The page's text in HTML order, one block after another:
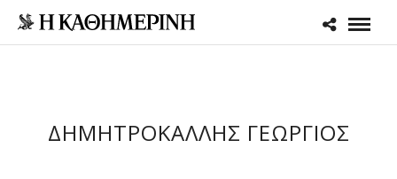
ΔΗΜΗΤΡΟΚΑΛΛΗΣ ΓΕΩΡΓΙΟΣ